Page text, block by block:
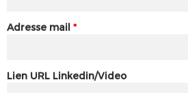
Adresse mail *
Lien URL Linkedin/Video